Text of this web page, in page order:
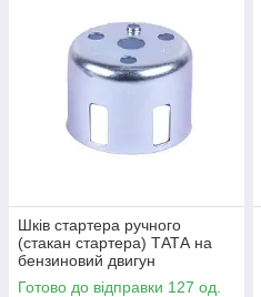
Шків стартера ручного
(стакан стартера) ТАТА на
бензиновий двигун
168F/170F
Готово до відправки 127 од.